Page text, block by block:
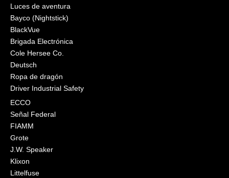
Luces de aventura
Bayco (Nightstick)
BlackVue
Brigada Electrónica
Cole Hersee Co.
Deutsch
Ropa de dragón
Driver Industrial Safety
ECCO
Señal Federal
FIAMM
Grote
J.W. Speaker
Klixon
Littelfuse